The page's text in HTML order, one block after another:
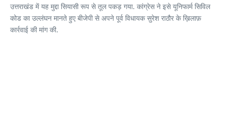
उत्तराखंड में यह मुद्दा सियासी रूप से तूल पकड़ गया. कांग्रेस ने इसे यूनिफार्म सिविल
कोड का उल्लंघन मानते हुए बीजेपी से अपने पूर्व विधायक सुरेश राठौर के ख़िलाफ़
कार्रवाई की मांग की.